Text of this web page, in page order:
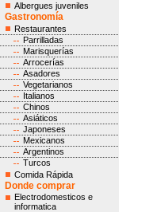
Albergues juveniles
Gastronomía
Restaurantes
Parrilladas
Marisquerías
Arrocerías
Asadores
Vegetarianos
Italianos
Chinos
Asiáticos
Japoneses
Mexicanos
Argentinos
Turcos
Comida Rápida
Donde comprar
Electrodomesticos e
informatica